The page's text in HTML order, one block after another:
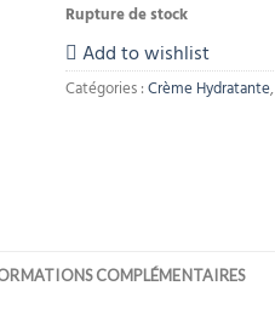
Rupture de stock
Add to wishlist
Catégories :Crème Hydratante,
COMPLÉMENTAIRES